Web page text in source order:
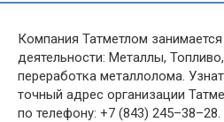
Компания Татметлом
деятельности: Металлы,
переработка металлолома.
точный адрес организации
по телефону: +7 (843) 245–38–28.